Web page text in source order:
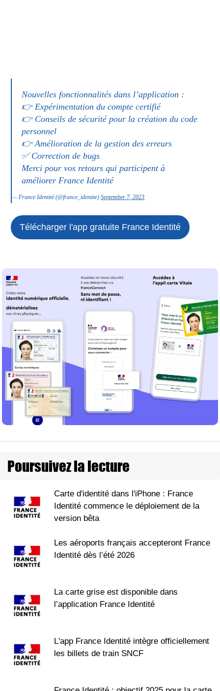
Nouvelles fonctionnalités dans l’application :
👉 Expérimentation du compte certifié
👉 Conseils de sécurité pour la création du code
personnel
👉 Amélioration de la gestion des erreurs
✅ Correction de bugs
Merci pour vos retours qui participent à
améliorer France Identité
— France Identité (@france_identite)September 7, 2023
Télécharger l'app gratuite France Identité
Poursuivez la lecture
Carte d'identité dans l'iPhone : France
Identité commence le déploiement de la
version bêta
Les aéroports français accepteront France
Identité dès l’été 2026
La carte grise est disponible dans
l’application France Identité
L'app France Identité intègre officiellement
les billets de train SNCF